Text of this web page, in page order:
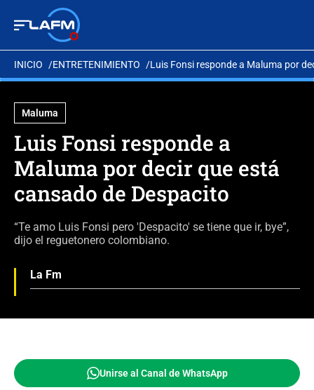
INICIO ENTRETENIMIENTO Luis Fonsi responde a Maluma por
Maluma
Luis Fonsi responde a
Maluma por decir que está
cansado de Despacito
“Te amo Luis Fonsi pero 'Despacito' se tiene que ir, bye”,
dijo el reguetonero colombiano.
La Fm
Unirse al Canal de WhatsApp